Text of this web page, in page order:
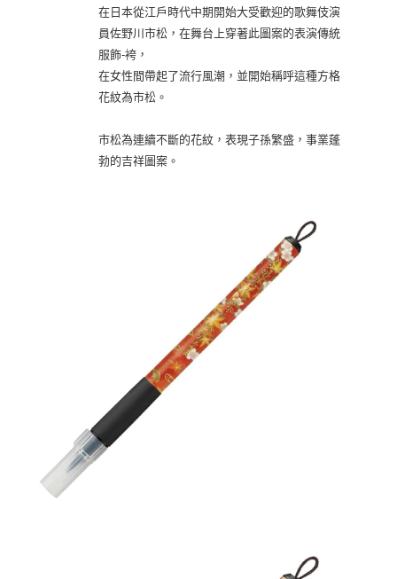
在日本從江戶時代中期開始大受歡迎的歌舞伎演
員佐野川市松，在舞台上穿著此圖案的表演傳統
服飾-袴，
在女性間帶起了流行風潮，並開始稱呼這種方格
花紋為市松。
市松為連續不斷的花紋，表現子孫繁盛，事業蓬
勃的吉祥圖案。